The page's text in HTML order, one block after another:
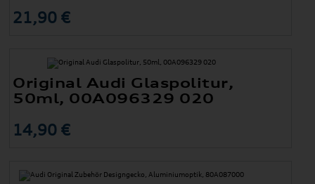
21,90 €
Original Audi Glaspolitur,
50ml, 00A096329 020
14,90 €